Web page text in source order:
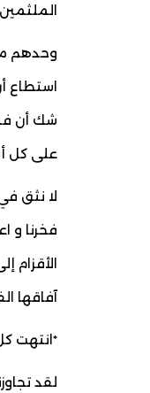
وحدهم
استطاع
شك أن
على كل
لا نثق
فخرنا و
الأقزام
آفاقها
*انتهت
لقد